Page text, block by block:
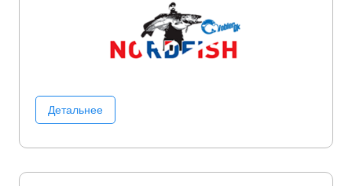
Детальнее